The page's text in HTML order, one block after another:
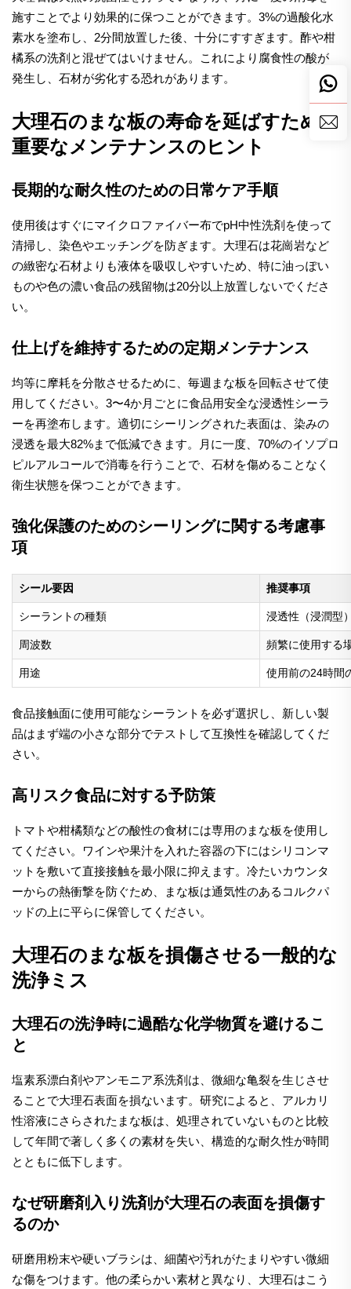
施すことでより効果的に保つことができます。3%の過酸化水
素水を塗布し、2分間放置した後、十分にすすぎます。酢や柑
橘系の洗剤と混ぜてはいけません。これにより腐食性の酸が
発生し、石材が劣化する恐れがあります。
大理石のまな板の寿命を延ばすための
重要なメンテナンスのヒント
長期的な耐久性のための日常ケア手順
使用後はすぐにマイクロファイバー布でpH中性洗剤を使って
清掃し、染色やエッチングを防ぎます。大理石は花崗岩など
の緻密な石材よりも液体を吸収しやすいため、特に油っぽい
ものや色の濃い食品の残留物は20分以上放置しないでくださ
い。
仕上げを維持するための定期メンテナンス
均等に摩耗を分散させるために、毎週まな板を回転させて使
用してください。3〜4か月ごとに食品用安全な浸透性シーラ
ーを再塗布します。適切にシーリングされた表面は、染みの
浸透を最大82%まで低減できます。月に一度、70%のイソプロ
ピルアルコールで消毒を行うことで、石材を傷めることなく
衛生状態を保つことができます。
強化保護のためのシーリングに関する考慮事
項
シール要因 推奨事項
シーラントの種類 浸透性（浸潤型
周波数 頻繁に使用する
用途 使用前の24時間
食品接触面に使用可能なシーラントを必ず選択し、新しい製
品はまず端の小さな部分でテストして互換性を確認してくだ
さい。
高リスク食品に対する予防策
トマトや柑橘類などの酸性の食材には専用のまな板を使用し
てください。ワインや果汁を入れた容器の下にはシリコンマ
ットを敷いて直接接触を最小限に抑えます。冷たいカウンタ
ーからの熱衝撃を防ぐため、まな板は通気性のあるコルクパ
ッドの上に平らに保管してください。
大理石のまな板を損傷させる一般的な
洗浄ミス
大理石の洗浄時に過酷な化学物質を避けるこ
と
塩素系漂白剤やアンモニア系洗剤は、微細な亀裂を生じさせ
ることで大理石表面を損ないます。研究によると、アルカリ
性溶液にさらされたまな板は、処理されていないものと比較
して年間で著しく多くの素材を失い、構造的な耐久性が時間
とともに低下します。
なぜ研磨剤入り洗剤が大理石の表面を損傷す
るのか
研磨用粉末や硬いブラシは、細菌や汚れがたまりやすい微細
な傷をつけます。他の柔らかい素材と異なり、大理石はこう